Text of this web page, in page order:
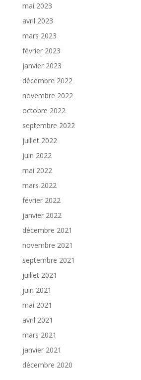
mai 2023
avril 2023
mars 2023
février 2023
janvier 2023
décembre 2022
novembre 2022
octobre 2022
septembre 2022
juillet 2022
juin 2022
mai 2022
mars 2022
février 2022
janvier 2022
décembre 2021
novembre 2021
septembre 2021
juillet 2021
juin 2021
mai 2021
avril 2021
mars 2021
janvier 2021
décembre 2020